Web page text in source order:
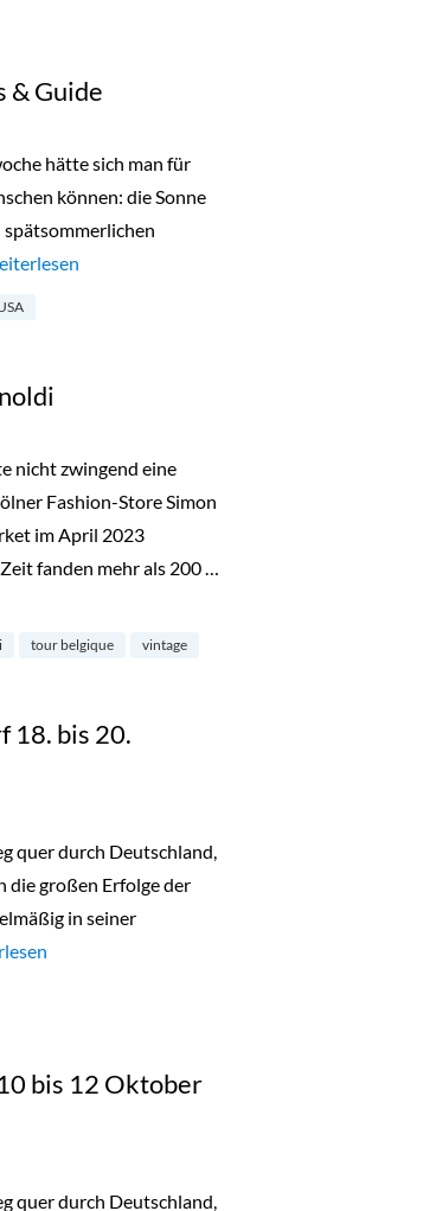
& Guide
hätte sich man für
können: die Sonne
York mit Teenagern – Tipps & Guide“
nicht zwingend eine
Fashion-Store Simon
im April 2023
fanden mehr als 200 …
tour belgique vintage
18. bis 20.
quer durch Deutschland,
die großen Erfolge der
in seiner
Flash Sale Düsseldorf 18. bis 20. Oktober 2023“
bis 12 Oktober
quer durch Deutschland,